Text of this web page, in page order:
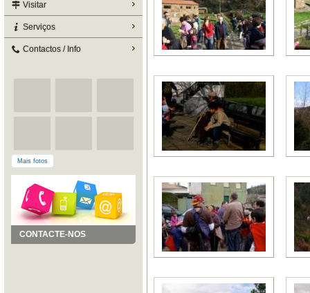
Visitar
Serviços
Contactos / Info
Mais fotos
CONTACTE-NOS